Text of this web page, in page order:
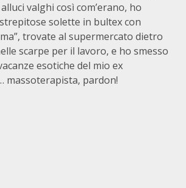
valghi così com’erano, ho
solette in bultex con
trovate al supermercato dietro
scarpe per il lavoro, e ho smesso
esotiche del mio ex
massoterapista, pardon!